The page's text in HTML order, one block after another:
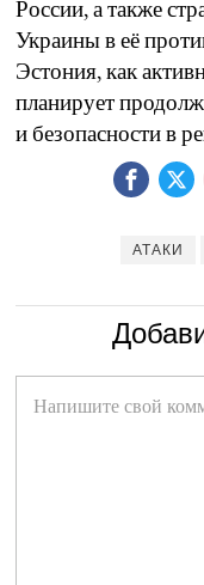
России, а также
Украины в её
Эстония, как
планирует
и безопасности в
АТАКИ